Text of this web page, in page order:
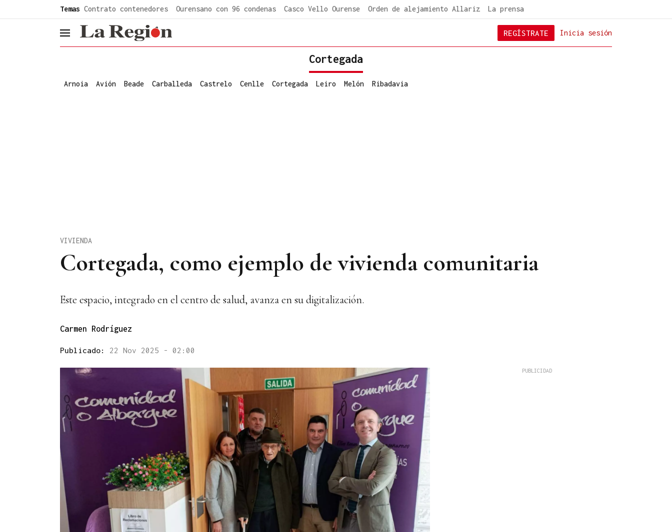
Temas Contrato contenedores Ourensano con 96 condenas Casco Vello Ourense Orden de alejamiento Allariz La prensa
header.menu.open Inicia sesión
REGÍSTRATE
Cortegada
Arnoia Avión Beade Carballeda Castrelo Cenlle Cortegada Leiro Melón Ribadavia
Cortegada, como ejemplo de vivienda comunitaria
VIVIENDA
Este espacio, integrado en el centro de salud, avanza en su digitalización.
Carmen Rodríguez
Publicado: 22 Nov 2025 - 02:00